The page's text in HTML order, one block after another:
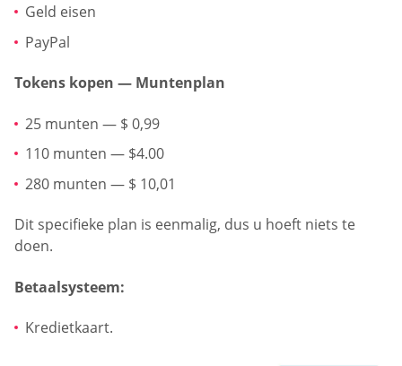
Geld eisen
PayPal
Tokens kopen — Muntenplan
25 munten — $ 0,99
110 munten — $4.00
280 munten — $ 10,01
Dit specifieke plan is eenmalig, dus u hoeft niets te
doen.
Betaalsysteem:
Kredietkaart.